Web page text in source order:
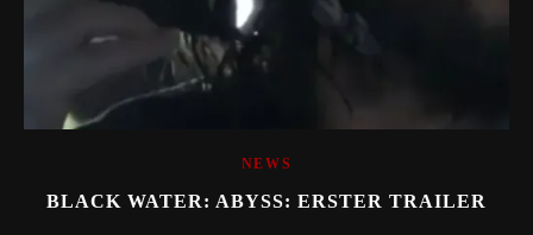
NEWS
BLACK WATER: ABYSS: ERSTER TRAILER